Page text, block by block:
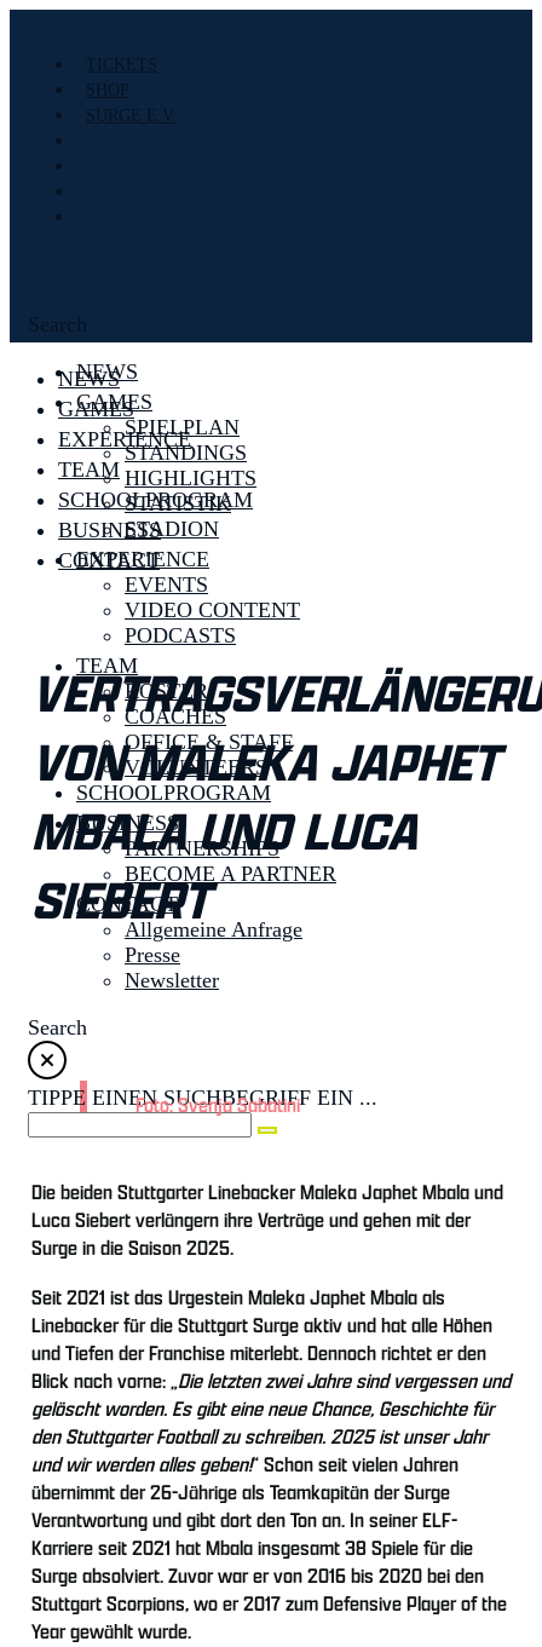
TICKETS
SHOP
SURGE E.V.
Search
NEWS
GAMES
SPIELPLAN
STANDINGS
HIGHLIGHTS
STATISTIK
STADION
EXPERIENCE
EVENTS
VIDEO CONTENT
PODCASTS
TEAM
ROSTER
COACHES
OFFICE & STAFF
VOLUNTEERS
SCHOOLPROGRAM
BUSINESS
PARTNERSHIPS
BECOME A PARTNER
CONTACT
Allgemeine Anfrage
Presse
Newsletter
Search
TIPPE EINEN SUCHBEGRIFF EIN ...
NEWS
GAMES
EXPERIENCE
TEAM
SCHOOLPROGRAM
BUSINESS
CONTACT
VON MALEKA JAPHET
MBALA UND LUCA
SIEBERT
Foto: Svenja Sabatini
Die beiden Stuttgarter Linebacker Maleka Japhet Mbala und
Luca Siebert verlängern ihre Verträge und gehen mit der
Surge in die Saison 2025.
Seit 2021 ist das Urgestein Maleka Japhet Mbala als
Linebacker für die Stuttgart Surge aktiv und hat alle Höhen
und Tiefen der Franchise miterlebt. Dennoch richtet er den
Blick nach vorne: „Die letzten zwei Jahre sind vergessen und
gelöscht worden. Es gibt eine neue Chance, Geschichte für
den Stuttgarter Football zu schreiben. 2025 ist unser Jahr
und wir werden alles geben!“ Schon seit vielen Jahren
übernimmt der 26-Jährige als Teamkapitän der Surge
Verantwortung und gibt dort den Ton an. In seiner ELF-
Karriere seit 2021 hat Mbala insgesamt 38 Spiele für die
Surge absolviert. Zuvor war er von 2016 bis 2020 bei den
Stuttgart Scorpions, wo er 2017 zum Defensive Player of the
Year gewählt wurde.